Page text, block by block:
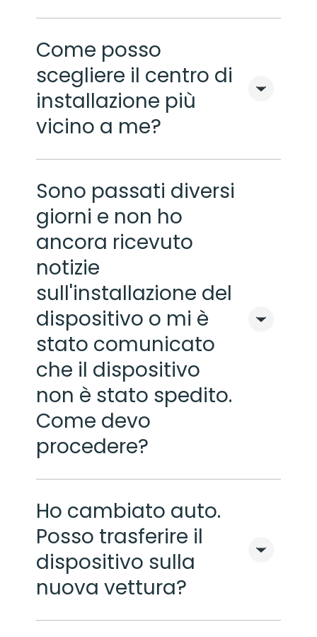
Come posso
scegliere il centro di
installazione più
vicino a me?
Sono passati diversi
giorni e non ho
ancora ricevuto
notizie
sull'installazione del
dispositivo o mi è
stato comunicato
che il dispositivo
non è stato spedito.
Come devo
procedere?
Ho cambiato auto.
Posso trasferire il
dispositivo sulla
nuova vettura?